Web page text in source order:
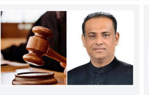
করেনি বলে জানিয়েছেন প্রসিকিউটর গাজী
মোনাওয়ার হুসাইন তামীম।বৃহস্পতিবার (৬ আগস্ট)
আন্তর্জাতিক অপরাধ ট্রাইব্যুনাল-২-এ একটি মামলার
শুনানিতে এ তথ্য জানিয়েছেন তিনি।ট্রাইব্যুনাল-২-এ
আজ জুলাই গণ-অভ্যুত্থানের সময় সংঘটিত
মানবতাবিরোধী অপরাধের ঘটনায় আওয়ামী লীগের
(কার্যক্রম নিষিদ্ধ) সাধারণ সম্পাদক...